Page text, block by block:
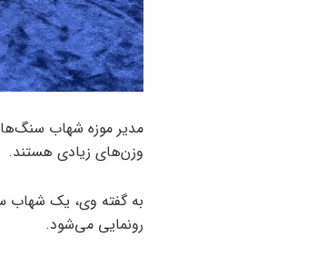
مدیر موزه شهاب
وزن‌های زیادی هستند.
به گفته وی، یک شهاب
رونمایی می‌شود.